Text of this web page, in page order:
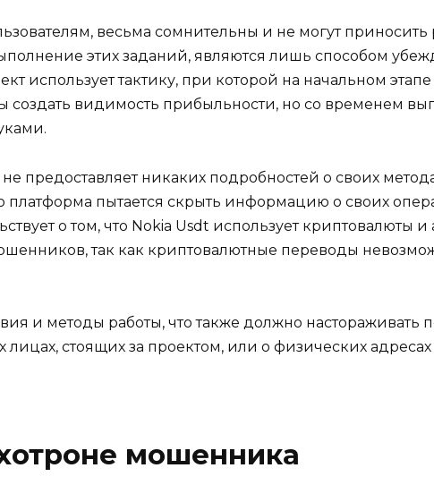
весьма сомнительны и не могут
этих заданий, являются лишь способом
использует тактику, при которой на начальном
создать видимость прибыльности, но со временем
не предоставляет никаких подробностей о своих
платформа пытается скрыть информацию о своих
о том, что Nokia Usdt использует криптовалюты
так как криптовалютные переводы
и методы работы, что также должно настораживать
стоящих за проектом, или о физических
мошенника